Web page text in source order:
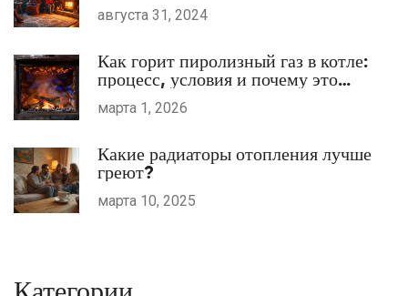
августа 31, 2024
Как горит пиролизный газ в котле:
процесс, условия и почему это
эффективно
марта 1, 2026
Какие радиаторы отопления лучше
греют?
марта 10, 2025